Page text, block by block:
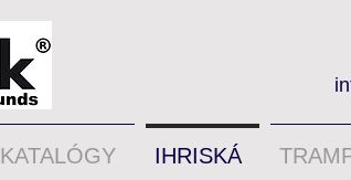
KATALÓGY IHRISKÁ